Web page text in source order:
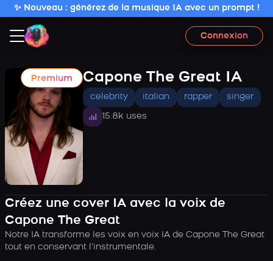
✨ Nouveau : générez de la musique IA avec un prompt !
Connexion
Premium Capone The Great IA
celebrity italian rapper singer
15.8k uses
Créez une cover IA avec la voix de
Capone The Great
Notre IA transforme les voix en voix IA de Capone The Great
tout en conservant l’instrumentale.